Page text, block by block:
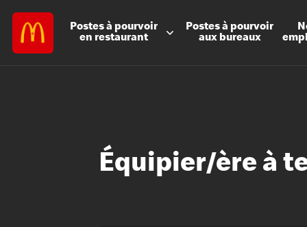
Postes à pourvoir
en restaurant
Postes à pourvoir
aux bureaux
Équipier/ère à